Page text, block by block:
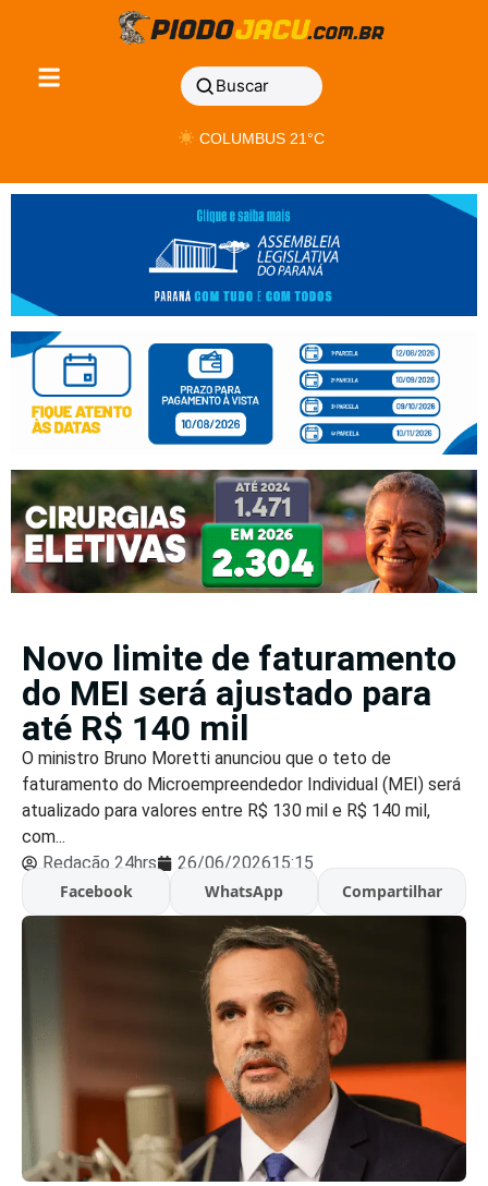
Buscar
COLUMBUS 21°C
Novo limite de faturamento
do MEI será ajustado para
até R$ 140 mil
O ministro Bruno Moretti anunciou que o teto de
faturamento do Microempreendedor Individual (MEI) será
atualizado para valores entre R$ 130 mil e R$ 140 mil,
com...
Redação 24hrs
26/06/202615:15
Facebook
WhatsApp Compartilhar